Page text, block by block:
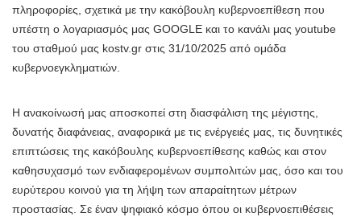
πληροφορίες, σχετικά με την κακόβουλη κυβερνοεπίθεση που
υπέστη ο λογαριασμός μας GOOGLE και το κανάλι μας youtube
του σταθμού μας kostv.gr στις 31/10/2025 από ομάδα
κυβερνοεγκληματιών.
Η ανακοίνωσή μας αποσκοπεί στη διασφάλιση της μέγιστης,
δυνατής διαφάνειας, αναφορικά με τις ενέργειές μας, τις δυνητικές
επιπτώσεις της κακόβουλης κυβερνοεπίθεσης καθώς και στον
καθησυχασμό των ενδιαφερομένων συμπολιτών μας, όσο και του
ευρύτερου κοινού για τη λήψη των απαραίτητων μέτρων
προστασίας. Σε έναν ψηφιακό κόσμο όπου οι κυβερνοεπιθέσεις